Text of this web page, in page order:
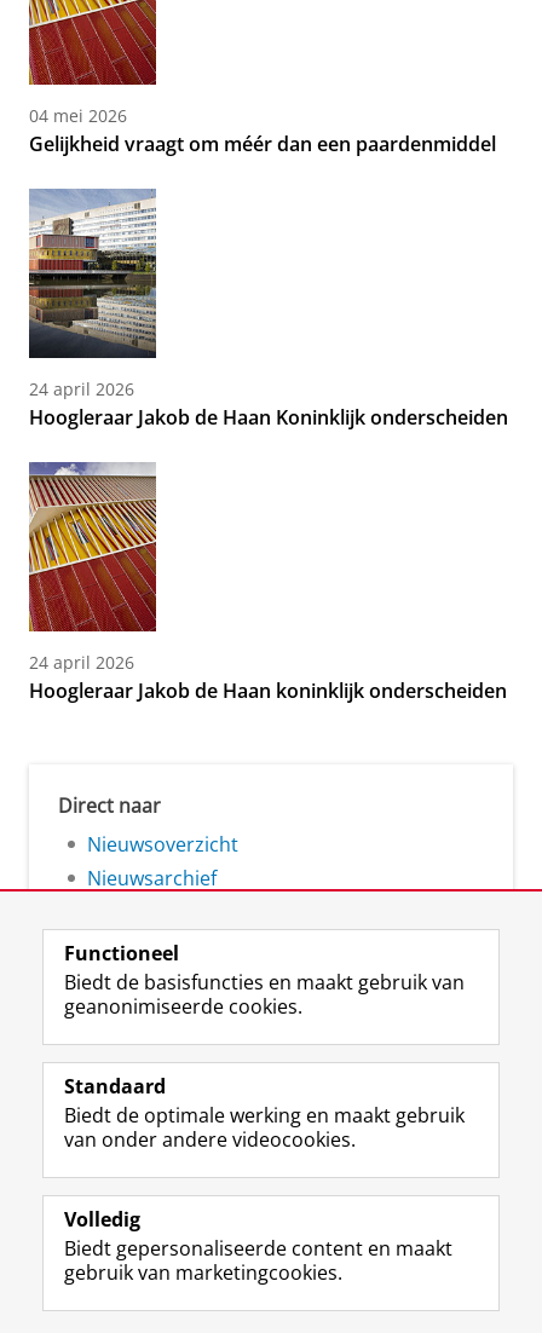
04 mei 2026
Gelijkheid vraagt om méér dan een paardenmiddel
24 april 2026
Hoogleraar Jakob de Haan Koninklijk onderscheiden
24 april 2026
Hoogleraar Jakob de Haan koninklijk onderscheiden
Direct naar
Nieuwsoverzicht
Nieuwsarchief
Volg de RUG
F
a
e
b
o
p
a
i
L
i
k
e
I
-
p
g
R
S
-
f
e
R
k
I
n
t
r
m
c
Y
o
T
e
k
a
Studiekiezers
Alumni
Over ons
Functioneel
Biedt de basisfuncties en maakt gebruik van
geanonimiseerde cookies.
Standaard
Biedt de optimale werking en maakt gebruik
van onder andere videocookies.
Volledig
Biedt gepersonaliseerde content en maakt
gebruik van marketingcookies.